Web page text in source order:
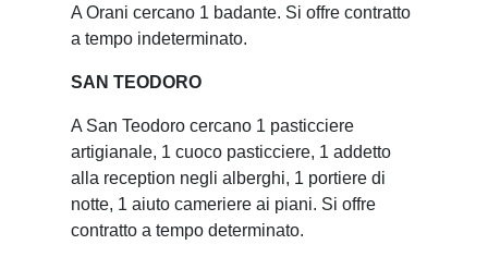
A Orani cercano 1 badante. Si offre contratto
a tempo indeterminato.
SAN TEODORO
A San Teodoro cercano 1 pasticciere
artigianale, 1 cuoco pasticciere, 1 addetto
alla reception negli alberghi, 1 portiere di
notte, 1 aiuto cameriere ai piani. Si offre
contratto a tempo determinato.